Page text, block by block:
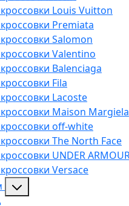
Louis Vuitton
Premiata
Salomon
Valentino
Balenciaga
Fila
Lacoste
Maison Margiela
off-white
The North Face
UNDER
Versace